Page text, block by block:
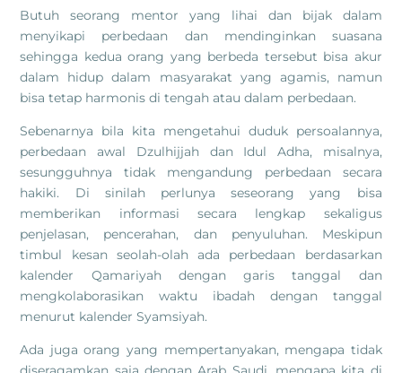
Butuh seorang mentor yang lihai dan bijak dalam
menyikapi perbedaan dan mendinginkan suasana
sehingga kedua orang yang berbeda tersebut bisa akur
dalam hidup dalam masyarakat yang agamis, namun
bisa tetap harmonis di tengah atau dalam perbedaan.
Sebenarnya bila kita mengetahui duduk persoalannya,
perbedaan awal Dzulhijjah dan Idul Adha, misalnya,
sesungguhnya tidak mengandung perbedaan secara
hakiki. Di sinilah perlunya seseorang yang bisa
memberikan informasi secara lengkap sekaligus
penjelasan, pencerahan, dan penyuluhan. Meskipun
timbul kesan seolah-olah ada perbedaan berdasarkan
kalender Qamariyah dengan garis tanggal dan
mengkolaborasikan waktu ibadah dengan tanggal
menurut kalender Syamsiyah.
Ada juga orang yang mempertanyakan, mengapa tidak